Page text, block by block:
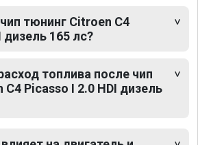
тюнинг Citroen C4
дизель 165 лс?
топлива после чип
Picasso I 2.0 HDI дизель